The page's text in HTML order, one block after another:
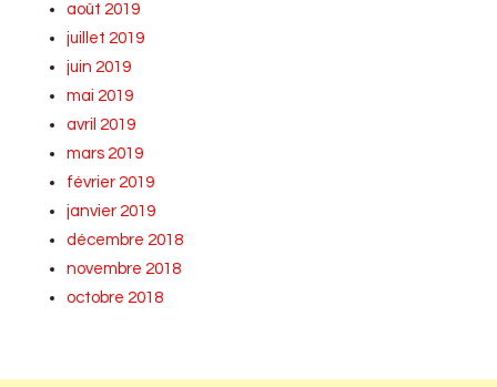
août 2019
juillet 2019
juin 2019
mai 2019
avril 2019
mars 2019
février 2019
janvier 2019
décembre 2018
novembre 2018
octobre 2018